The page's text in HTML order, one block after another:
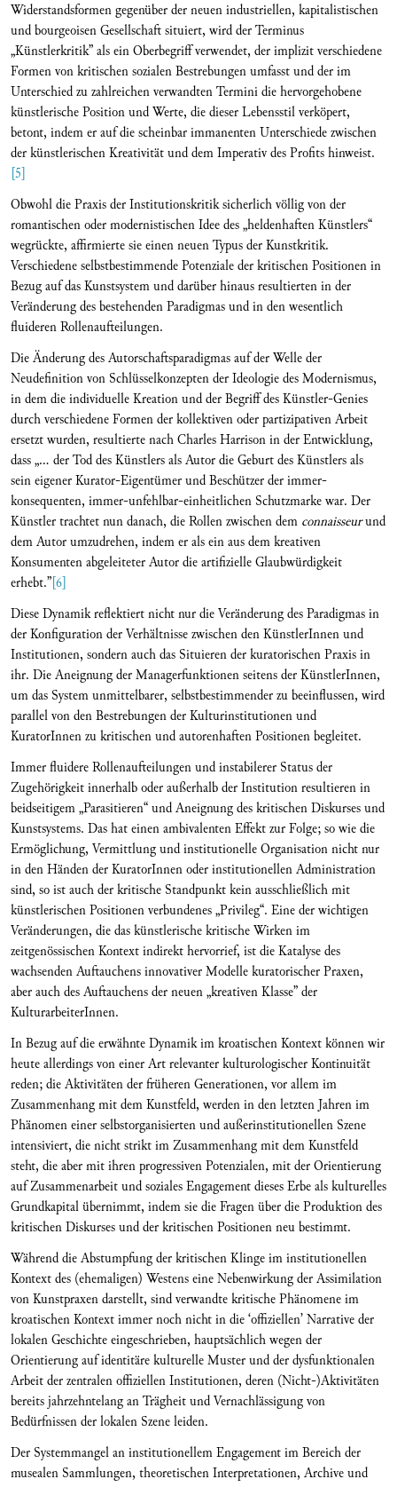
Widerstandsformen gegenüber der neuen industriellen, kapitalistischen
und bourgeoisen Gesellschaft situiert, wird der Terminus
„Künstlerkritik” als ein Oberbegriff verwendet, der implizit verschiedene
Formen von kritischen sozialen Bestrebungen umfasst und der im
Unterschied zu zahlreichen verwandten Termini die hervorgehobene
künstlerische Position und Werte, die dieser Lebensstil verköpert,
betont, indem er auf die scheinbar immanenten Unterschiede zwischen
der künstlerischen Kreativität und dem Imperativ des Profits hinweist.
[5]
Obwohl die Praxis der Institutionskritik sicherlich völlig von der
romantischen oder modernistischen Idee des „heldenhaften Künstlers“
wegrückte, affirmierte sie einen neuen Typus der Kunstkritik.
Verschiedene selbstbestimmende Potenziale der kritischen Positionen in
Bezug auf das Kunstsystem und darüber hinaus resultierten in der
Veränderung des bestehenden Paradigmas und in den wesentlich
fluideren Rollenaufteilungen.
Die Änderung des Autorschaftsparadigmas auf der Welle der
Neudefinition von Schlüsselkonzepten der Ideologie des Modernismus,
in dem die individuelle Kreation und der Begriff des Künstler-Genies
durch verschiedene Formen der kollektiven oder partizipativen Arbeit
ersetzt wurden, resultierte nach Charles Harrison in der Entwicklung,
dass „… der Tod des Künstlers als Autor die Geburt des Künstlers als
sein eigener Kurator-Eigentümer und Beschützer der immer-
konsequenten, immer-unfehlbar-einheitlichen Schutzmarke war. Der
Künstler trachtet nun danach, die Rollen zwischen dem connaisseurund
dem Autor umzudrehen, indem er als ein aus dem kreativen
Konsumenten abgeleiteter Autor die artifizielle Glaubwürdigkeit
erhebt.”[6]
Diese Dynamik reflektiert nicht nur die Veränderung des Paradigmas in
der Konfiguration der Verhältnisse zwischen den KünstlerInnen und
Institutionen, sondern auch das Situieren der kuratorischen Praxis in
ihr. Die Aneignung der Managerfunktionen seitens der KünstlerInnen,
um das System unmittelbarer, selbstbestimmender zu beeinflussen, wird
parallel von den Bestrebungen der Kulturinstitutionen und
KuratorInnen zu kritischen und autorenhaften Positionen begleitet.
Immer fluidere Rollenaufteilungen und instabilerer Status der
Zugehörigkeit innerhalb oder außerhalb der Institution resultieren in
beidseitigem „Parasitieren“ und Aneignung des kritischen Diskurses und
Kunstsystems. Das hat einen ambivalenten Effekt zur Folge; so wie die
Ermöglichung, Vermittlung und institutionelle Organisation nicht nur
in den Händen der KuratorInnen oder institutionellen Administration
sind, so ist auch der kritische Standpunkt kein ausschließlich mit
künstlerischen Positionen verbundenes „Privileg“. Eine der wichtigen
Veränderungen, die das künstlerische kritische Wirken im
zeitgenössischen Kontext indirekt hervorrief, ist die Katalyse des
wachsenden Auftauchens innovativer Modelle kuratorischer Praxen,
aber auch des Auftauchens der neuen „kreativen Klasse” der
KulturarbeiterInnen.
In Bezug auf die erwähnte Dynamik im kroatischen Kontext können wir
heute allerdings von einer Art relevanter kulturologischer Kontinuität
reden; die Aktivitäten der früheren Generationen, vor allem im
Zusammenhang mit dem Kunstfeld, werden in den letzten Jahren im
Phänomen einer selbstorganisierten und außerinstitutionellen Szene
intensiviert, die nicht strikt im Zusammenhang mit dem Kunstfeld
steht, die aber mit ihren progressiven Potenzialen, mit der Orientierung
auf Zusammenarbeit und soziales Engagement dieses Erbe als kulturelles
Grundkapital übernimmt, indem sie die Fragen über die Produktion des
kritischen Diskurses und der kritischen Positionen neu bestimmt.
Während die Abstumpfung der kritischen Klinge im institutionellen
Kontext des (ehemaligen) Westens eine Nebenwirkung der Assimilation
von Kunstpraxen darstellt, sind verwandte kritische Phänomene im
kroatischen Kontext immer noch nicht in die ‘offiziellen’ Narrative der
lokalen Geschichte eingeschrieben, hauptsächlich wegen der
Orientierung auf identitäre kulturelle Muster und der dysfunktionalen
Arbeit der zentralen offiziellen Institutionen, deren (Nicht-)Aktivitäten
bereits jahrzehntelang an Trägheit und Vernachlässigung von
Bedürfnissen der lokalen Szene leiden.
Der Systemmangel an institutionellem Engagement im Bereich der
musealen Sammlungen, theoretischen Interpretationen, Archive und